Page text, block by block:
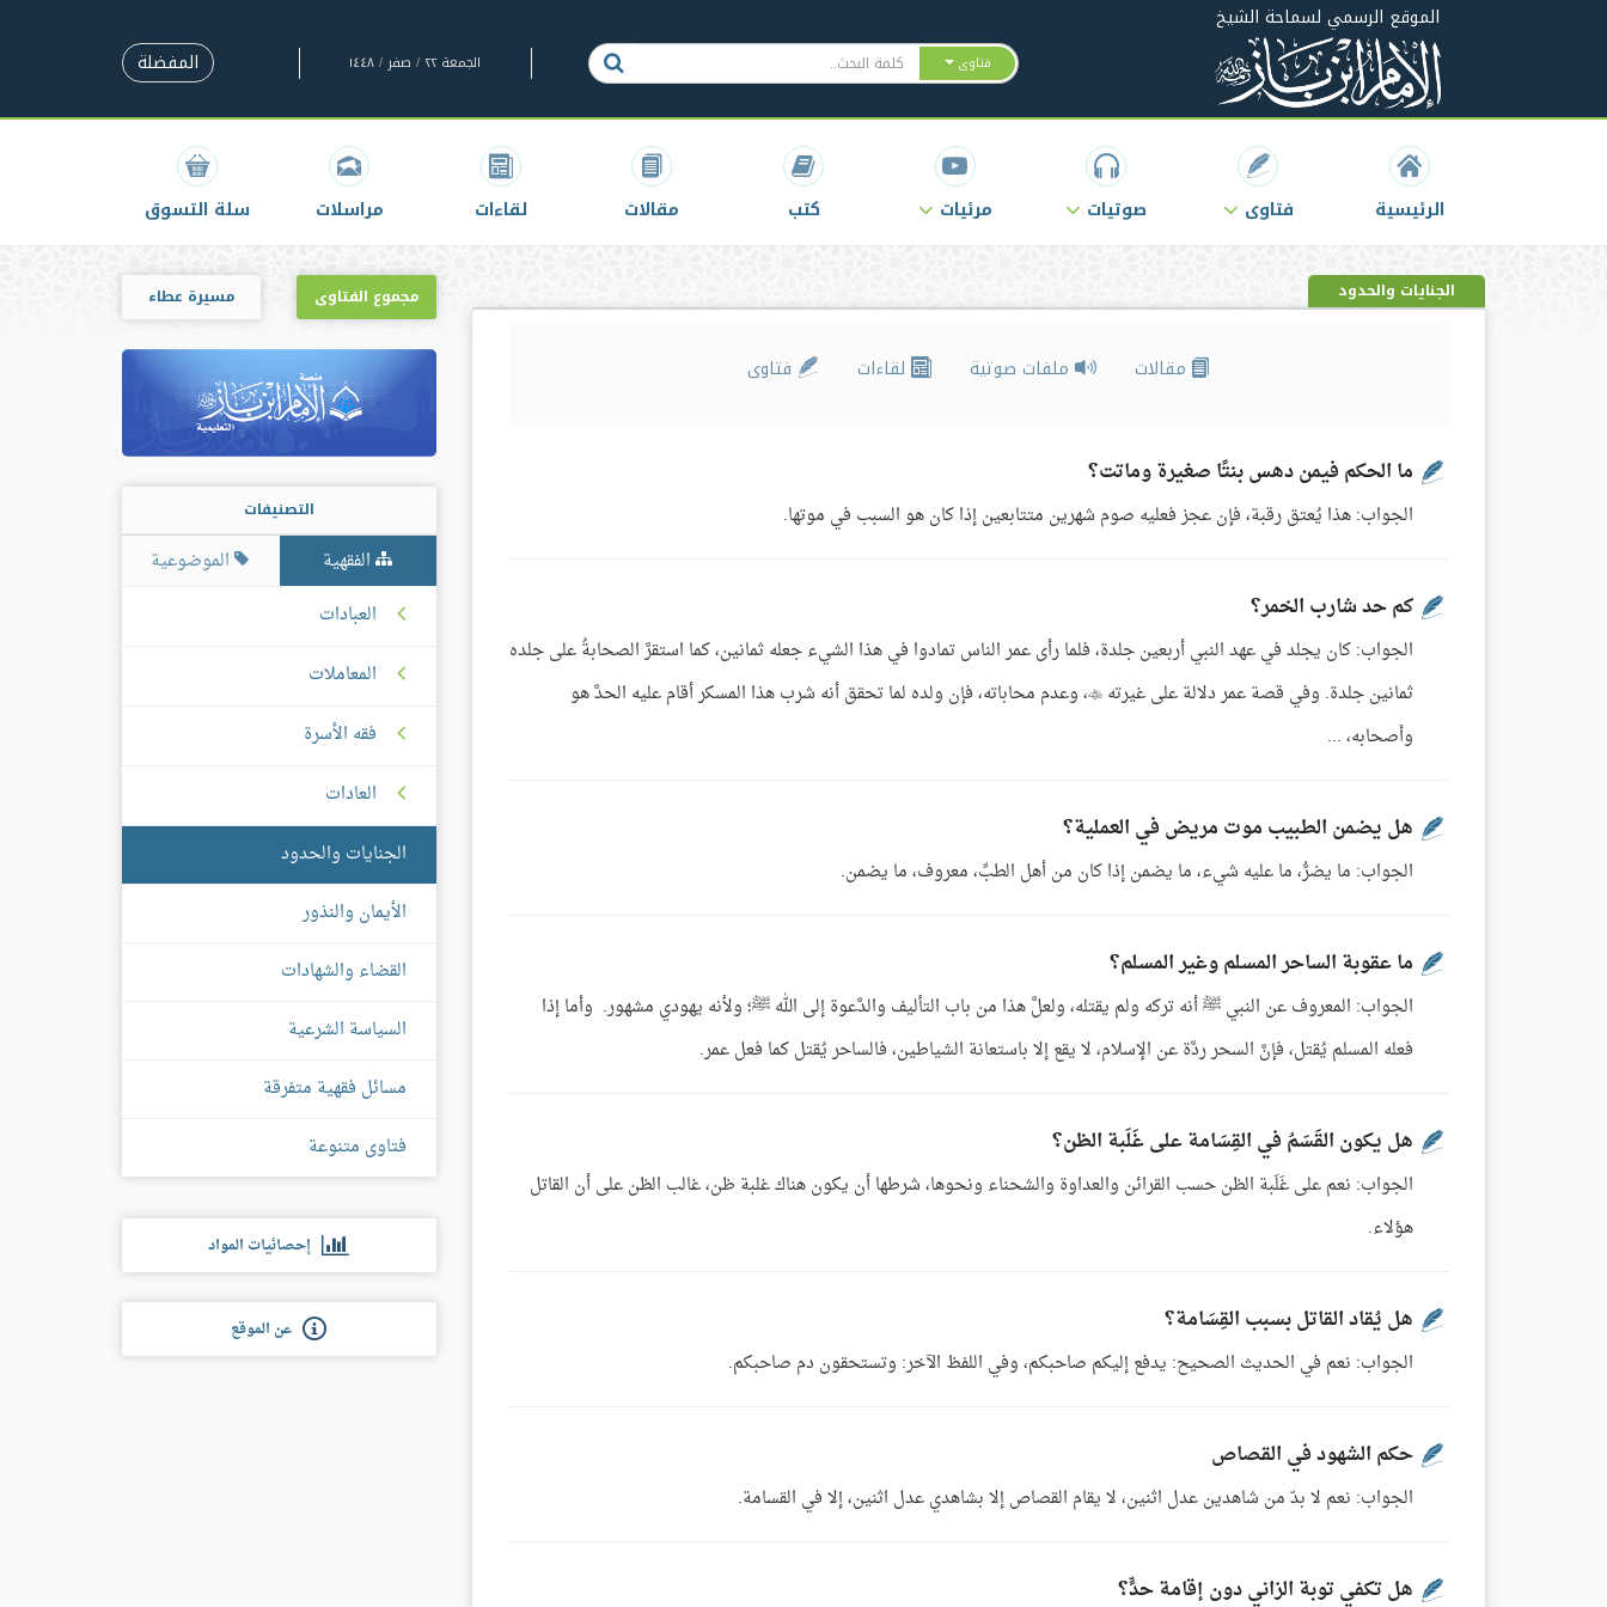
الموقع الرسمي لسماحة الشيخ
فتاوى الجمعة ٢٢ / صفر / ١٤٤٨ المفضلة
الرئيسية فتاوى صوتيات مرئيات كتب مقالات لقاءات مراسلات سلة التسوق
الجنايات والحدود
مقالات ملفات صوتية لقاءات فتاوى
ما الحكم فيمن دهس بنتًا صغيرة وماتت؟
الجواب: هذا يُعتق رقبة، فإن عجز فعليه صوم شهرين متتابعين إذا كان هو السبب في موتها.
كم حد شارب الخمر؟
الجواب: كان يجلد في عهد النبي أربعين جلدة، فلما رأى عمر الناس تمادوا في هذا الشيء جعله ثمانين، كما استقرَّ الصحابةُ على جلده
ثمانين جلدة. وفي قصة عمر دلالة على غيرته ، وعدم محاباته، فإن ولده لما تحقق أنه شرب هذا المسكر أقام عليه الحدَّ هو
وأصحابه، ...
هل يضمن الطبيب موت مريض في العملية؟
الجواب: ما يضرُّ، ما عليه شيء، ما يضمن إذا كان من أهل الطبِّ، معروف، ما يضمن.
ما عقوبة الساحر المسلم وغير المسلم؟
الجواب: المعروف عن النبي ﷺ أنه تركه ولم يقتله، ولعلَّ هذا من باب التأليف والدَّعوة إلى الله ﷺ؛ ولأنه يهودي مشهور. وأما إذا
فعله المسلم يُقتل، فإنَّ السحر ردَّة عن الإسلام، لا يقع إلا باستعانة الشياطين، فالساحر يُقتل كما فعل عمر.
هل يكون القَسَمُ في القِسَامة على غَلَبة الظن؟
الجواب: نعم على غَلَبة الظن حسب القرائن والعداوة والشحناء ونحوها، شرطها أن يكون هناك غلبة ظن، غالب الظن على أن القاتل
هؤلاء.
هل يُقاد القاتل بسبب القِسَامة؟
الجواب: نعم في الحديث الصحيح: يدفع إليكم صاحبكم، وفي اللفظ الآخر: وتستحقون دم صاحبكم.
حكم الشهود في القصاص
الجواب: نعم لا بدّ من شاهدين عدل اثنين، لا يقام القصاص إلا بشاهدي عدل اثنين، إلا في القسامة.
هل تكفي توبة الزاني دون إقامة حدٍّ؟
مجموع الفتاوى مسيرة عطاء
التصنيفات
الفقهية
الموضوعية
العبادات
المعاملات
فقه الأسرة
العادات
الجنايات والحدود
الأيمان والنذور
القضاء والشهادات
السياسة الشرعية
مسائل فقهية متفرقة
فتاوى متنوعة
إحصائيات المواد
عن الموقع